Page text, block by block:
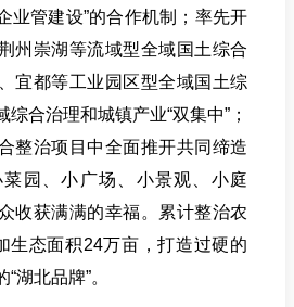
业管建设”的合作机制；率先开
州崇湖等流域型全域国土综合
宜都等工业园区型全域国土综
合治理和城镇产业“双集中”；
整治项目中全面推开共同缔造
园、小广场、小景观、小庭
收获满满的幸福。累计整治农
生态面积24万亩，打造过硬的
湖北品牌”。